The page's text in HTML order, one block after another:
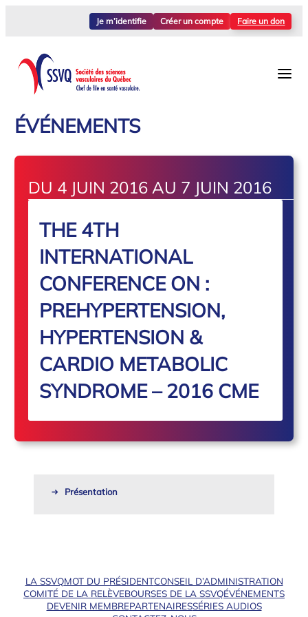
Je m’identifie Créer un compte Faire un don
ÉVÉNEMENTS
DU 4 JUIN 2016 AU 7 JUIN 2016
THE 4TH
INTERNATIONAL
CONFERENCE ON :
PREHYPERTENSION,
HYPERTENSION &
CARDIO METABOLIC
SYNDROME – 2016 CME
Présentation
LA SSVQMOT DU PRÉSIDENTCONSEIL D’ADMINISTRATION
COMITÉ DE LA RELÈVEBOURSES DE LA SSVQÉVÉNEMENTS
DEVENIR MEMBREPARTENAIRESSÉRIES AUDIOS